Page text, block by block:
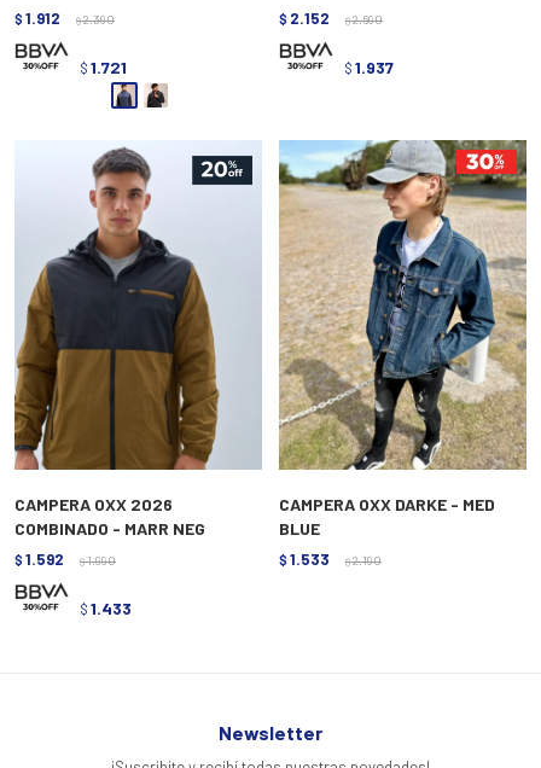
$ 1.912 $ 2.390
$ 1.721
$ 2.152 $ 2.690
$ 1.937
CAMPERA OXX 2026
COMBINADO - MARR NEG
$ 1.592 $ 1.990
$ 1.433
CAMPERA OXX DARKE - MED
BLUE
$ 1.533 $ 2.190
Newsletter